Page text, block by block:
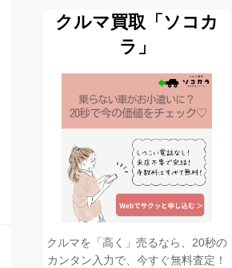
クルマ買取「ソコカ
ラ」
クルマを「高く」売るなら、20秒の
カンタン入力で、今すぐ無料査定！